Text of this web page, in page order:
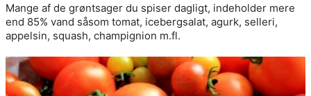
Mange af de grøntsager du spiser dagligt, indeholder mere
end 85% vand såsom tomat, icebergsalat, agurk, selleri,
appelsin, squash, champignion m.fl.